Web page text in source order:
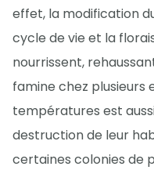
effet, la modification
cycle de vie et la
nourrissent,
famine chez plusieurs
températures est
destruction de leur
certaines colonies de